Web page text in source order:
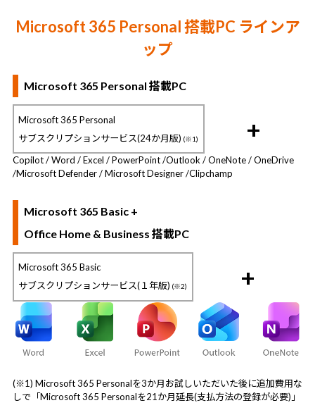
Microsoft 365 Personal 搭載PC ラインア
ップ
Microsoft 365 Personal 搭載PC
Microsoft 365 Personal
サブスクリプションサービス(24か月版) (※1) +
Copilot / Word / Excel / PowerPoint /Outlook / OneNote / OneDrive
/Microsoft Defender / Microsoft Designer /Clipchamp
Microsoft 365 Basic +
Office Home & Business 搭載PC
Microsoft 365 Basic
サブスクリプションサービス(１年版) (※2) +
(※1) Microsoft 365 Personalを3か月お試しいただいた後に追加費用な
しで「Microsoft 365 Personalを21か月延長(支払方法の登録が必要)」